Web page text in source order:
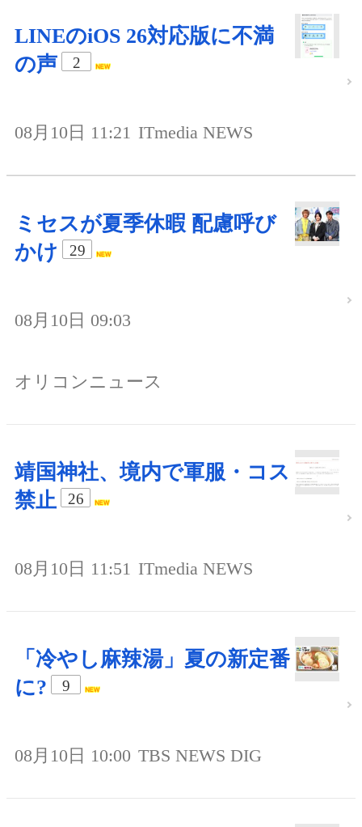
LINEのiOS 26対応版に不満
の声
2
08月10日 11:21 ITmedia NEWS
ミセスが夏季休暇 配慮呼び
かけ
29
08月10日 09:03
オリコンニュース
靖国神社、境内で軍服・コス
禁止
26
08月10日 11:51 ITmedia NEWS
「冷やし麻辣湯」夏の新定番
に?
9
08月10日 10:00 TBS NEWS DIG